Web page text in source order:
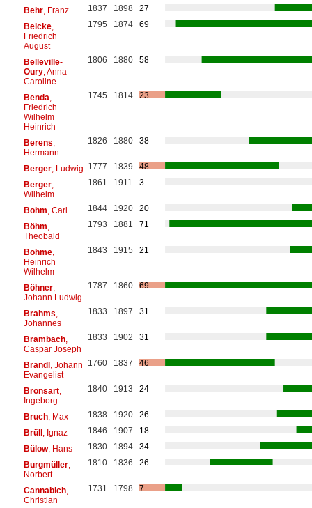
Behr, Franz 1837 1898
27
Belcke,
Friedrich
August
1795 1874 69
Belleville-
Oury, Anna
Caroline
1806 1880 58
Benda
Friedrich
Wilhelm
Heinrich
1745 1814 23
Berens
Hermann
1826 1880 38
Berger, Ludwig 1777 1839
48
Berger,
Wilhelm
1861 1911 3
Bohm , Carl 1844 1920
20
Böhm
Theobald
1793 1881 71
Böhme,
Heinrich
Wilhelm
1843 1915 21
Böhner,
Johann Ludwig
1787 1860 69
Brahms
Johannes
1833 1897 31
Brambach,
Caspar Joseph
1833 1902 31
Brandl, Johann
Evangelist
1760 1837 46
Bronsart,
Ingeborg
1840 1913 24
Bruch, Max 1838 1920
26
Brüll, Ignaz 1846 1907
18
Bülow, Hans 1830 1894
34
Burgmüller,
Norbert
1810 1836 26
Cannabich,
Christian
1731 1798 7